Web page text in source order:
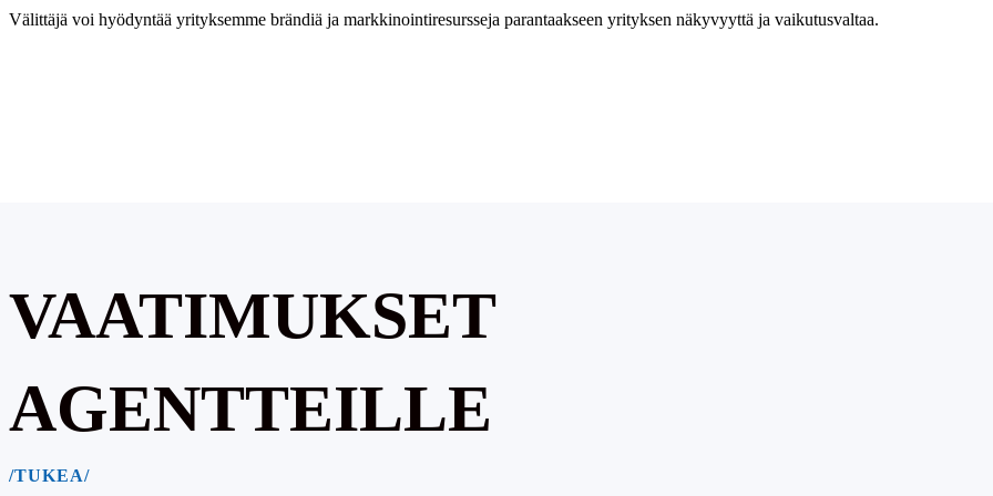
Välittäjä voi hyödyntää yrityksemme brändiä ja markkinointiresursseja parantaakseen yrityksen näkyvyyttä ja vaikutusvaltaa.
VAATIMUKSET
AGENTTEILLE
/TUKEA/